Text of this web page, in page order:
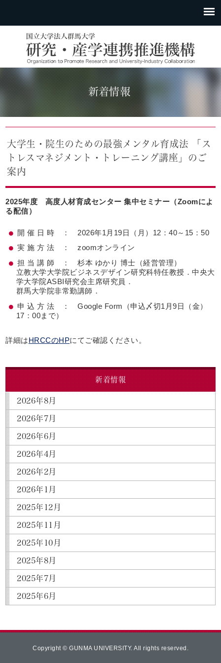
新着情報
大学生・院生のための最強メンタル育成法 「ス
トレスマネジメント・トレーニング講座」のご
案内
2025年度 高度人材育成センター 集中セミナー（Zoomによ
る配信）
開 催 日 時 ： 2026年1月19日（月）12：40～15：50
実 施 方 法 ： zoomオンライン
担 当 講 師 ： 杉本 ゆかり 博士（経営管理）
立教大学大学院ビジネスデザイン研究科特任教授．中央大
学大学院ASBI研究会主席研究員．
群馬大学院非常勤講師．
申 込 方 法 ： Google Form（申込〆切1月9日（金）
17：00まで）
詳細は HRCCのHPにてご確認ください。
新着情報
2026年8月
2026年7月
2026年6月
2026年4月
2026年2月
2026年1月
2025年12月
2025年11月
2025年10月
2025年8月
2025年7月
2025年6月
Copyright © GUNMA UNIVERSITY. All rights reserved.